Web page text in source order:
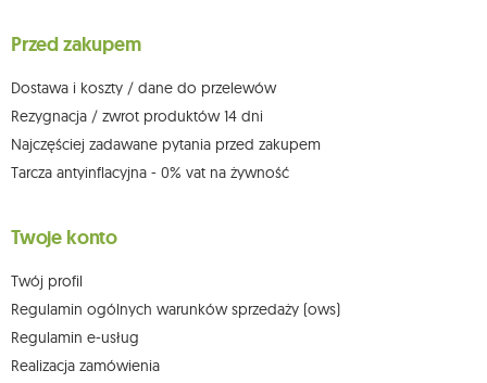
którego dokonano na podstawie zgody przed jej cofnięciem. W tym celu
możesz kontaktować się z działem obsługi klienta Mouton Interactive pod
Więcej informacji: www.mouton.pl/ODO
Przed zakupem
Dostawa i koszty / dane do przelewów
Rezygnacja / zwrot produktów 14 dni
Najczęściej zadawane pytania przed zakupem
Tarcza antyinflacyjna - 0% vat na żywność
Twoje konto
Twój profil
Regulamin ogólnych warunków sprzedaży (ows)
Regulamin e-usług
Realizacja zamówienia